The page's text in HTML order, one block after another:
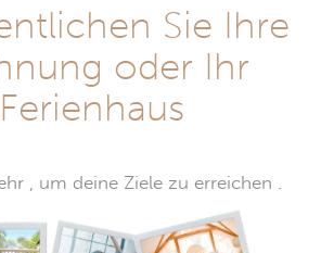
Sie Ihre
oder Ihr
Ferienhaus
, um deine Ziele zu erreichen .